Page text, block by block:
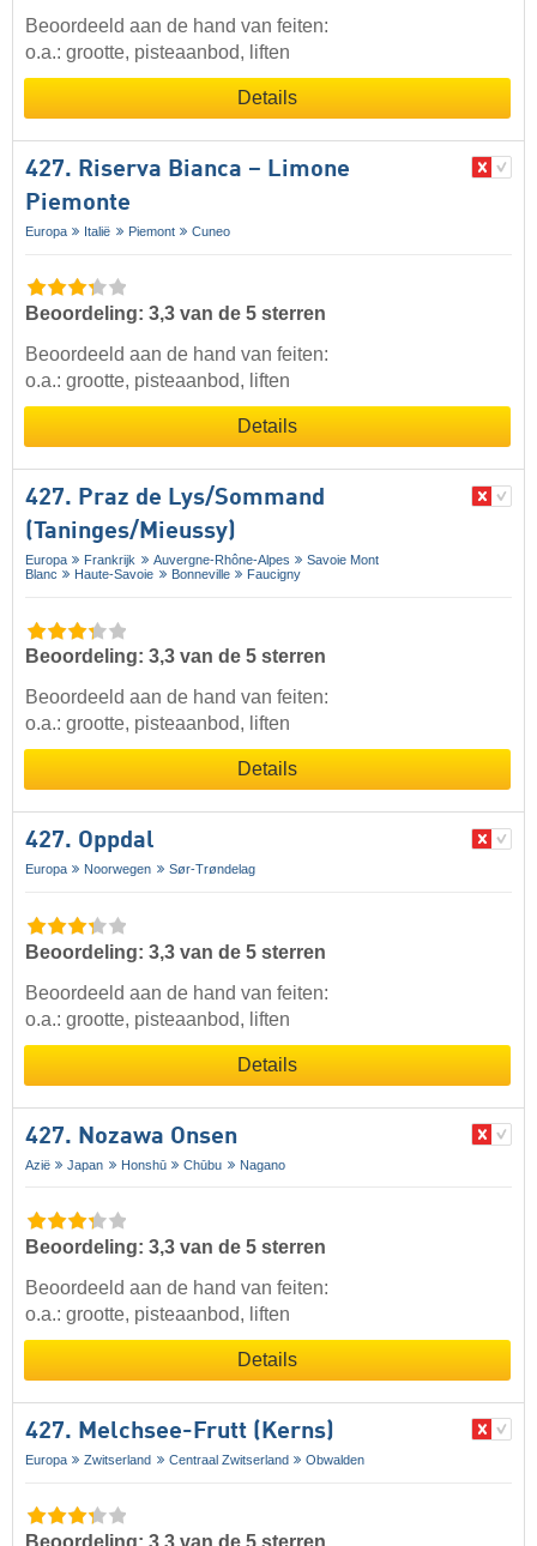
Beoordeeld aan de hand van feiten:
o.a.: grootte, pisteaanbod, liften
Details
427. Riserva Bianca – Limone
Piemonte
Europa Italië Piemont Cuneo
Beoordeling: 3,3 van de 5 sterren
Beoordeeld aan de hand van feiten:
o.a.: grootte, pisteaanbod, liften
Details
427. Praz de Lys/​Sommand
(Taninges/​Mieussy)
Europa Frankrijk Auvergne-Rhône-Alpes
Savoie Mont
Blanc
Haute-Savoie Bonneville Faucigny
Beoordeling: 3,3 van de 5 sterren
Beoordeeld aan de hand van feiten:
o.a.: grootte, pisteaanbod, liften
Details
427. Oppdal
Europa Noorwegen Sør-Trøndelag
Beoordeling: 3,3 van de 5 sterren
Beoordeeld aan de hand van feiten:
o.a.: grootte, pisteaanbod, liften
Details
427. Nozawa Onsen
Azië Japan Honshū Chūbu Nagano
Beoordeling: 3,3 van de 5 sterren
Beoordeeld aan de hand van feiten:
o.a.: grootte, pisteaanbod, liften
Details
427. Melchsee-Frutt (Kerns)
Europa Zwitserland Centraal Zwitserland Obwalden
Beoordeling: 3,3 van de 5 sterren